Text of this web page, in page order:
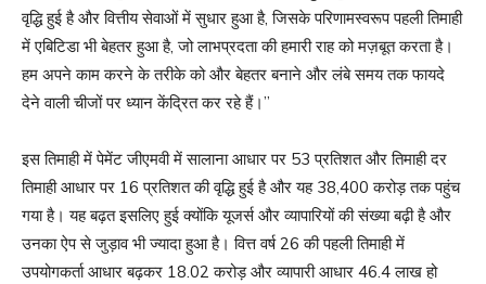
वृद्धि हुई है और वित्तीय सेवाओं में सुधार हुआ है, जिसके परिणामस्वरूप पहली तिमाही
में एबिटिडा भी बेहतर हुआ है, जो लाभप्रदता की हमारी राह को मज़बूत करता है।
हम अपने काम करने के तरीके को और बेहतर बनाने और लंबे समय तक फायदे
देने वाली चीजों पर ध्यान केंद्रित कर रहे हैं।”
इस तिमाही में पेमेंट जीएमवी में सालाना आधार पर 53 प्रतिशत और तिमाही दर
तिमाही आधार पर 16 प्रतिशत की वृद्धि हुई है और यह 38,400 करोड़ तक पहुंच
गया है। यह बढ़त इसलिए हुई क्योंकि यूजर्स और व्यापारियों की संख्या बढ़ी है और
उनका ऐप से जुड़ाव भी ज्यादा हुआ है। वित्त वर्ष 26 की पहली तिमाही में
उपयोगकर्ता आधार बढ़कर 18.02 करोड़ और व्यापारी आधार 46.4 लाख हो